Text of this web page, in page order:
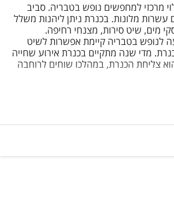
מרכזי למחפשים נופש בטבריה. סביב
עשרות מלונות. בכנרת ניתן ליהנות משלל
מים, שיט סירות, מצנחי רחיפה.
לנופש בטבריה קיימת אפשרות לשיט
מדי שנה מתקיים בכנרת אירוע שחייה
צליחת הכנרת, במהלכו שוחים לרוחבה
לינה בשטח, טיולי טרקטורונים, קמפינג,
רגלייים באתרים היסטוריים שונים
חמת גדר. אופציה נוספת לבילוי היא
מרכז מסחרי שוקק חיים ומלא
וגלידריות.